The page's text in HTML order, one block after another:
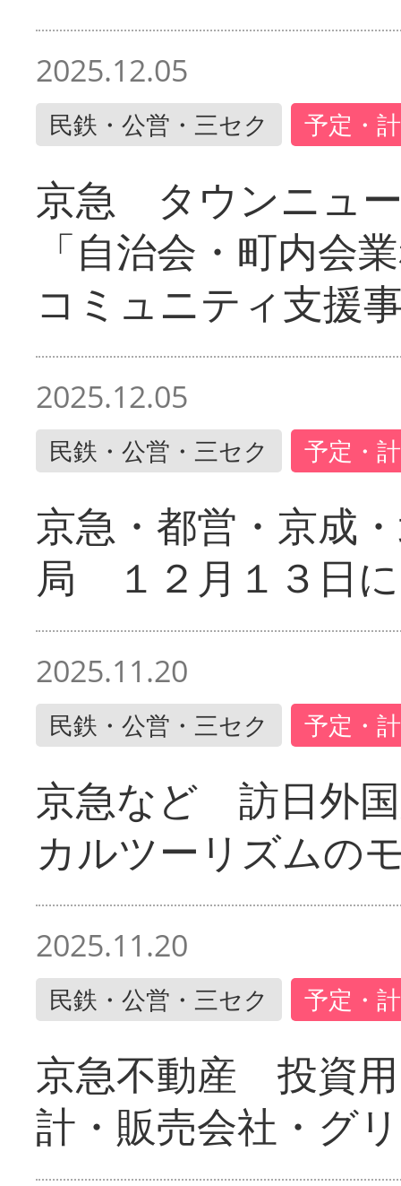
2025.12.05
民鉄・公営・三セク 予定・
京急 タウンニュ
「自治会・町内会
コミュニティ支援
2025.12.05
民鉄・公営・三セク 予定・
京急・都営・京成
局 １２月１３日
2025.11.20
民鉄・公営・三セク 予定・
京急など 訪日外
カルツーリズムの
2025.11.20
民鉄・公営・三セク 予定・
京急不動産 投資
計・販売会社・グ